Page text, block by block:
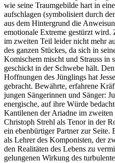
wie seine Traumgebilde hart in
aufschlagen (symbolisiert durch
aus dem Hintergrund die
emotionale Extreme gestürzt
im zweiten Teil leider nicht mehr
des ganzen Stückes, da sich in
Komischem mischt und Strauss in
geschickt in der Schwebe hält.
Hoffnungen des Jünglings hat
gebracht. Bewährte, erfahrene
jungen Sängerinnen und Sänger:
energische, auf ihre Würde
Kantilenen der Ariadne im
Christoph Strehl als Tenor in der
ein ebenbürtiger Partner zur
als Lehrer des Komponisten, der
den Realitäten des Lebens zu
gelungenen Wirkung des